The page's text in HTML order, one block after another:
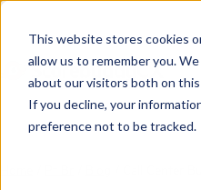
This website stores cookies
allow us to remember you.
about our visitors both on
If you decline, your
preference not to be tracked.